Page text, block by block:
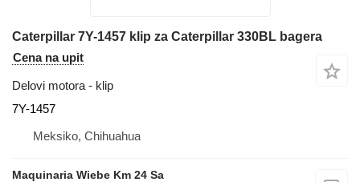
Caterpillar 7Y-1457 klip za Caterpillar 330BL bagera
Cena na upit
Delovi motora - klip
7Y-1457
Meksiko, Chihuahua
Maquinaria Wiebe Km 24 Sa